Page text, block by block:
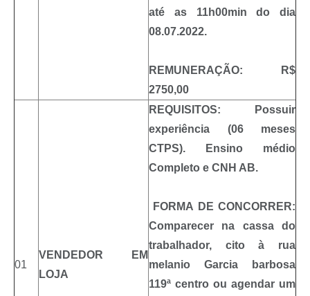
até as 11h00min do dia
08.07.2022.
REMUNERAÇÃO: R$
2750,00
01
VENDEDOR EM
LOJA
REQUISITOS: Possuir
experiência (06 meses
CTPS). Ensino médio
Completo e CNH AB.
FORMA DE CONCORRER:
Comparecer na cassa do
trabalhador, cito à rua
melanio Garcia barbosa
119ª centro ou agendar um